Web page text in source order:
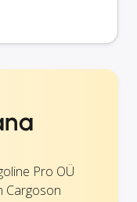
Pro OÜ
Cargoson